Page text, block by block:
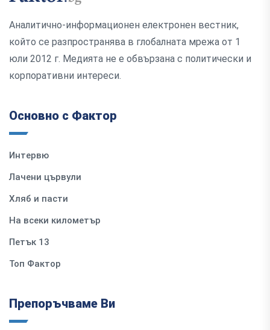
Аналитично-информационен електронен вестник,
който се разпространява в глобалната мрежа от 1
юли 2012 г. Медията не е обвързана с политически и
корпоративни интереси.
Основно с Фактор
Интервю
Лачени цървули
Хляб и пасти
На всеки километър
Петък 13
Топ Фактор
Препоръчваме Ви